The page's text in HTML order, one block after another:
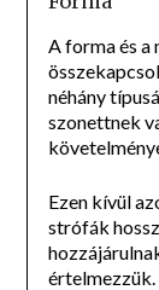
A forma és a
néhány
szonettnek
Ezen kívül
strófák
értelmezzük.